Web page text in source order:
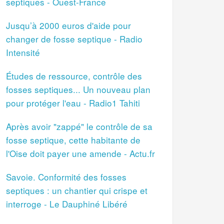
Jusqu’à 2000 euros d'aide pour
changer de fosse septique - Radio
Intensité
Études de ressource, contrôle des
fosses septiques... Un nouveau plan
pour protéger l'eau - Radio1 Tahiti
Après avoir "zappé" le contrôle de sa
fosse septique, cette habitante de
l'Oise doit payer une amende - Actu.fr
Savoie. Conformité des fosses
septiques : un chantier qui crispe et
interroge - Le Dauphiné Libéré